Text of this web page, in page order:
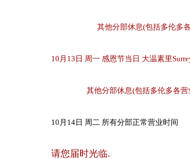
其他分部休息(包括多伦多各
10月13日 周一 感恩节当日 大温素里
其他分部休息(包括多伦多各营
10月14日 周二 所有分部正常营业时间
请您届时光临.